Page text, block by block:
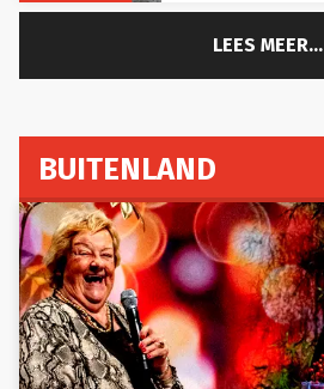
LEES MEER...
BUITENLAND